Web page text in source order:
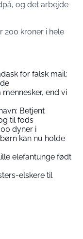
og det arbejde
200 kroner i hele
for falsk mail:
end vi
Betjent
til fods
dyner i
kan nu holde
elefantunge født
elskere til